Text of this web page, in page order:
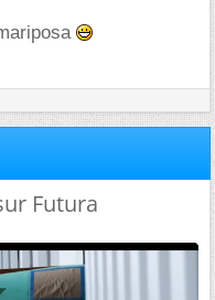
Futura